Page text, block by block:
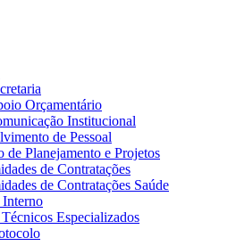
Orçamentário
Institucional
de Pessoal
de Planejamento e Projetos
de Contratações
de Contratações Saúde
Especializados